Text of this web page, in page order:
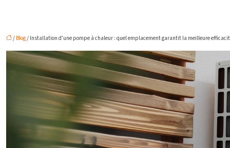
/ Blog/ Installation d’une pompe à chaleur : quel emplacement garantit la meilleure